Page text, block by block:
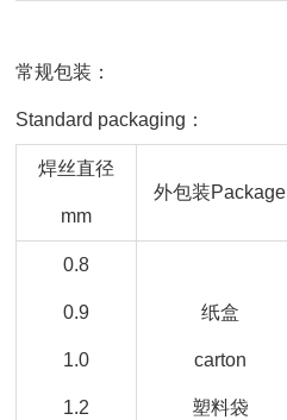
常规包装：
Standard packaging：
焊丝直径
mm
外包装Package
0.8
0.9
1.0
1.2
纸盒
carton
塑料袋